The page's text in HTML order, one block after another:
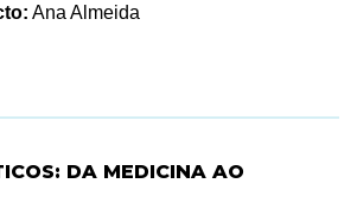
Ana Almeida
DA MEDICINA AO